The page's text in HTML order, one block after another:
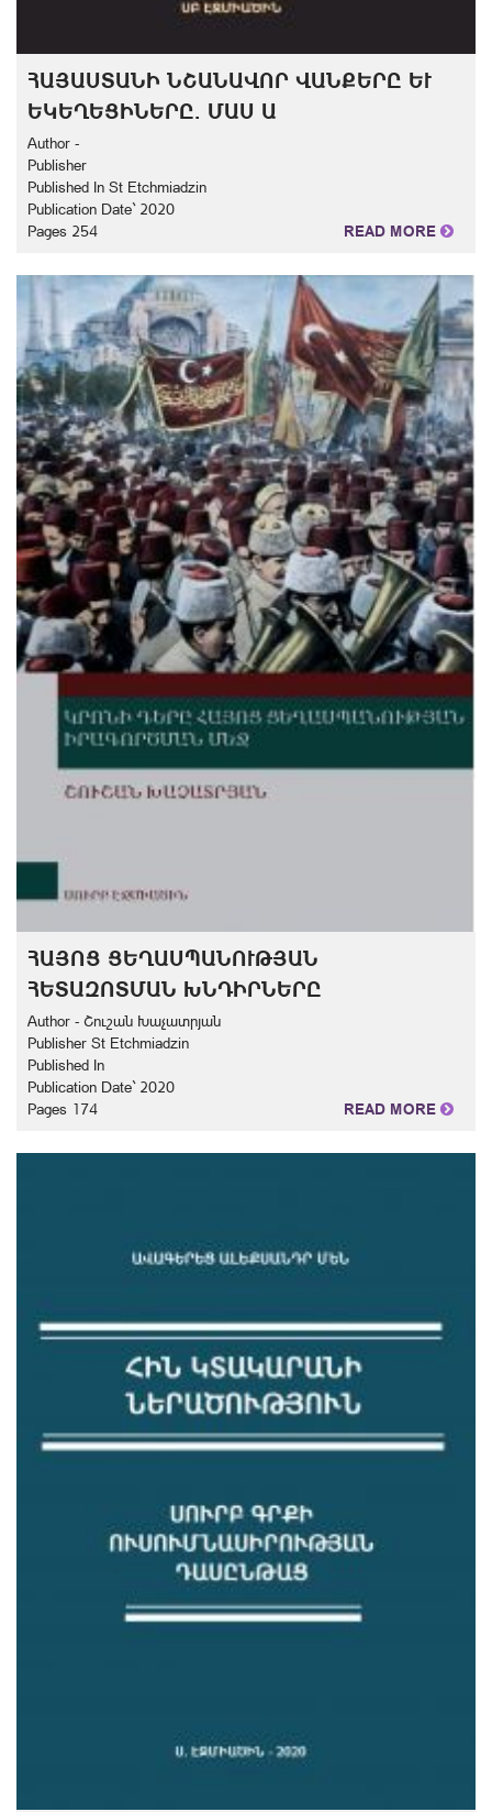
ՀԱՅԱՍՏԱՆԻ ՆՇԱՆԱՎՈՐ ՎԱՆՔԵՐԸ ԵՒ Ե
ԿԵՂԵՑԻՆԵՐԸ. ՄԱՍ Ա
Author -
Publisher
Published In St Etchmiadzin
Publication Date` 2020
Pages 254
READ MORE
ՀԱՅՈՑ ՑԵՂԱՍՊԱՆՈՒԹՅԱՆ
ՀԵՏԱԶՈՏՄԱՆ ԽՆԴԻՐՆԵՐԸ
Author - Շուշան Խաչատրյան
Publisher St Etchmiadzin
Published In
Publication Date` 2020
Pages 174
READ MORE